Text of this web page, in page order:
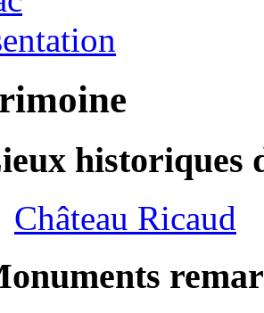
historiques
Château Ricaud